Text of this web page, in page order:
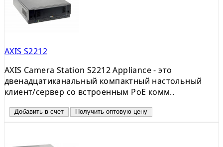
AXIS S2212
AXIS Camera Station S2212 Appliance - это
двенадцатиканальный компактный настольный
клиент/сервер со встроенным PoE комм..
Добавить в счет Получить оптовую цену